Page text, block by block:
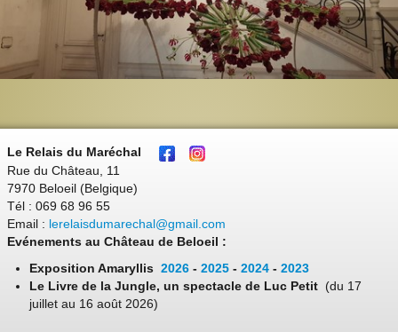
Le Relais du Maréchal
Rue du Château, 11
7970 Beloeil (Belgique)
Tél : 069 68 96 55
Email : lerelaisdumarechal@gmail.com
Evénements au Château de Beloeil :
Exposition Amaryllis 2026 - 2025 - 2024 - 2023
Le Livre de la Jungle, un spectacle de Luc Petit (du 17
juillet au 16 août 2026)